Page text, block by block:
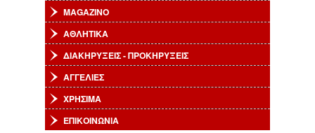
MAGAZINO
ΑΘΛΗΤΙΚΑ
ΔΙΑΚΗΡΥΞΕΙΣ - ΠΡΟΚΗΡΥΞΕΙΣ
ΑΓΓΕΛΙΕΣ
ΧΡΗΣΙΜΑ
ΕΠΙΚΟΙΝΩΝΙΑ